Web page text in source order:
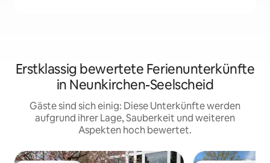
Erstklassig bewertete Ferienunterkünfte
in Neunkirchen-Seelscheid
Gäste sind sich einig: Diese Unterkünfte werden
aufgrund ihrer Lage, Sauberkeit und weiteren
Aspekten hoch bewertet.